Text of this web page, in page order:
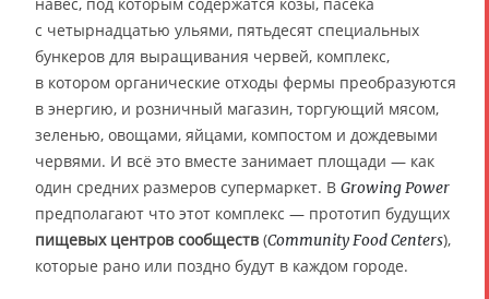
с четырнадцатью ульями, пятьдесят специальных
бункеров для выращивания червей, комплекс,
в котором органические отходы фермы преобразуются
в энергию, и розничный магазин, торгующий мясом,
зеленью, овощами, яйцами, компостом и дождевыми
червями. И всё это вместе занимает площади — как
один средних размеров супермаркет. В Growing Power
предполагают что этот комплекс — прототип будущих
пищевых центров сообществ (Community Food Centers),
которые рано или поздно будут в каждом городе.